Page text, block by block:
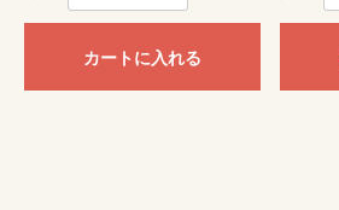
カートに入れる